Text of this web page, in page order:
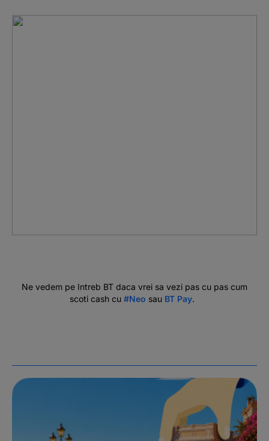
Ne vedem pe Intreb BT daca vrei sa vezi pas cu pas cum
scoti cash cu #Neo sau BT Pay.